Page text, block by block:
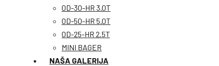
OD-30-HR 3.0T
OD-50-HR 5.0T
OD-25-HR 2.5T
MINI BAGER
NAŠA GALERIJA